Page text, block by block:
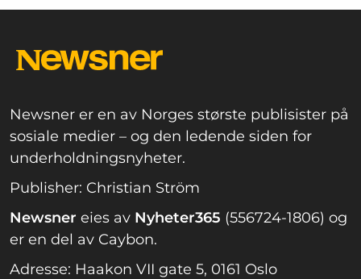
Newsner er en av Norges største publisister på
sosiale medier – og den ledende siden for
underholdningsnyheter.
Publisher: Christian Ström
Newsner eies av Nyheter365 (556724-1806) og
er en del av Caybon.
Adresse: Haakon VII gate 5, 0161 Oslo